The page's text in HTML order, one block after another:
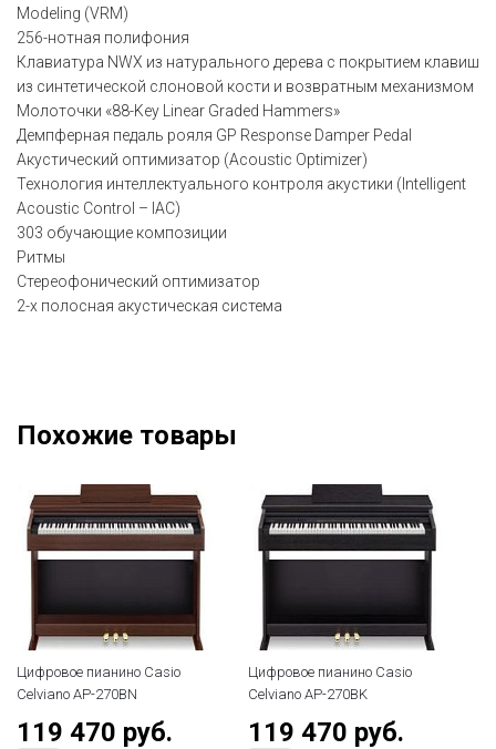
Modeling (VRM)
256-нотная полифония
Клавиатура NWX из натурального дерева с покрытием клавиш
из синтетической слоновой кости и возвратным механизмом
Молоточки «88-Key Linear Graded Hammers»
Демпферная педаль рояля GP Response Damper Pedal
Акустический оптимизатор (Acoustic Optimizer)
Технология интеллектуального контроля акустики (Intelligent
Acoustic Control – IAC)
303 обучающие композиции
Ритмы
Стереофонический оптимизатор
2-х полосная акустическая система
Похожие товары
Цифровое пианино Casio
Celviano AP-270BN
119 470 руб.
Цифровое пианино Casio
Celviano AP-270BK
119 470 руб.